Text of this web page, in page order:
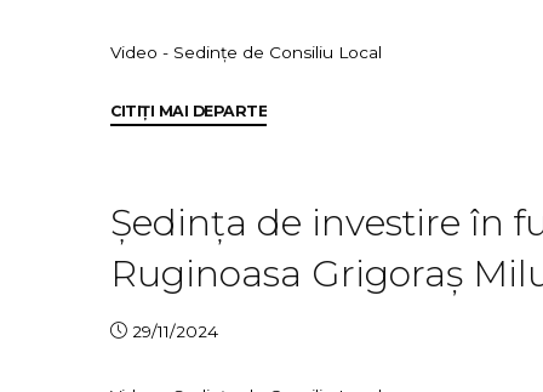
Video - Sedințe de Consiliu Local
CITIȚI MAI DEPARTE"Sedință
Ruginoasa
Noiembrie
Ședința de investire în
Ruginoasa Grigoraș
29/11/2024